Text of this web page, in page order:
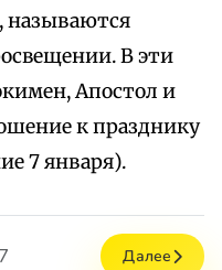
называются
В эти
Апостол и
к празднику
7 января).
Далее